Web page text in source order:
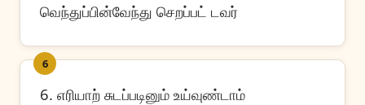
வெந்துப்பின்வேந்து செறப்பட் டவர்
6
6. எரியாற் சுடப்படினும் உய்வுண்டாம்